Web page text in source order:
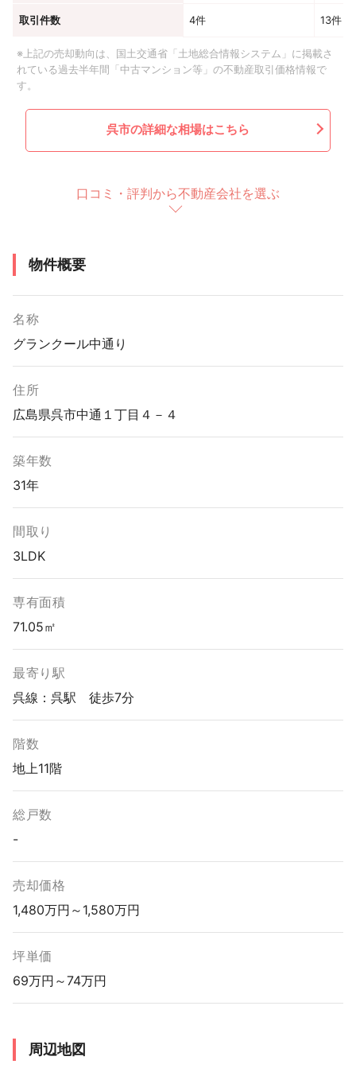
取引件数 4件 13件
※上記の売却動向は、国土交通省「土地総合情報システム」に掲載さ
れている過去半年間「中古マンション等」の不動産取引価格情報で
す。
呉市の詳細な相場はこちら
口コミ・評判から不動産会社を選ぶ
物件概要
名称
グランクール中通り
住所
広島県呉市中通１丁目４－４
築年数
31年
間取り
3LDK
専有面積
71.05㎡
最寄り駅
呉線：呉駅 徒歩7分
階数
地上11階
総戸数
-
売却価格
1,480万円～1,580万円
坪単価
69万円～74万円
周辺地図